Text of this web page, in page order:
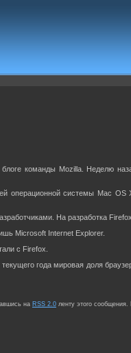
команды Mozilla. Неделю
операционной системы Mac
На разработка
Microsoft Internet Explorer.
с Firefox.
года мировая доля
на RSS 2.0 ленту этого сообщения.